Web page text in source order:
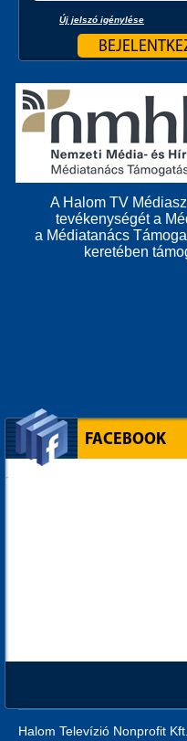
Új jelszó igénylése
A Halom TV
tevékenységét a
a Médiatanács
keretében
FACEBOOK
Halom Televízió Nonprofit